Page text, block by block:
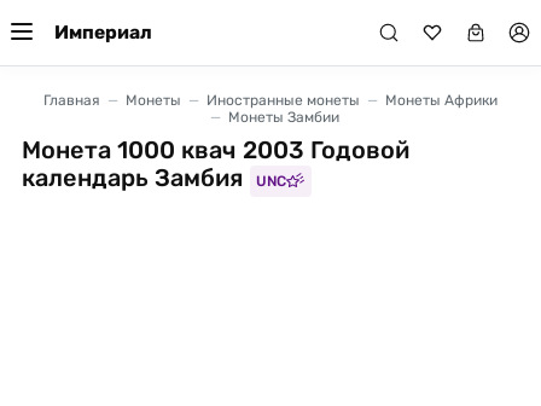
Империал
Главная Монеты Иностранные монеты
Монеты Африки
Монеты Замбии
Монета 1000 квач 2003 Годовой
календарь Замбия
UNC